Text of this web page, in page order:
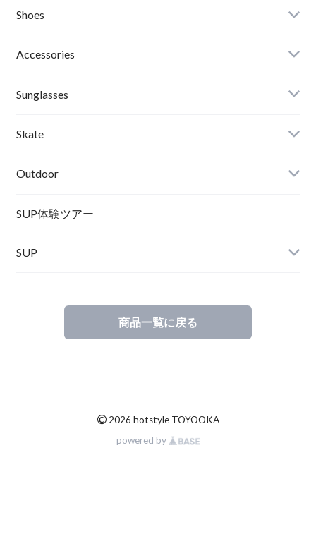
Afends
Roial
RVCA
ACER
Turn Me On
KAYA
Wetsuits,Rush Guard
Winter Goods
Board
Binding
Boots
Bc Gear
Goggle
Helmet
SOX
Shoes
Sandals
Shoes
Winter Shoes
Accessories
Other
Sunglasses
Skate
Outdoor
Norrona
SUP体験ツアー
SUP
商品一覧に戻る
© 2026 hotstyle TOYOOKA
powered by